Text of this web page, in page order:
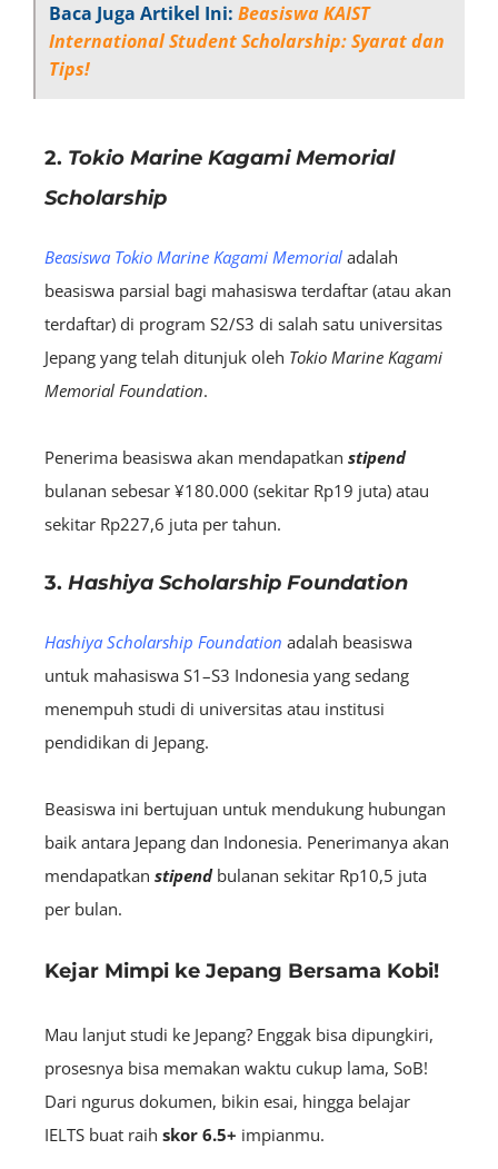
Baca Juga Artikel Ini: Beasiswa KAIST
International Student Scholarship: Syarat dan
Tips!
2. Tokio Marine Kagami Memorial
Scholarship
Beasiswa Tokio Marine Kagami Memorial adalah
beasiswa parsial bagi mahasiswa terdaftar (atau akan
terdaftar) di program S2/S3 di salah satu universitas
Jepang yang telah ditunjuk oleh Tokio Marine Kagami
Memorial Foundation.
Penerima beasiswa akan mendapatkan stipend
bulanan sebesar ¥180.000 (sekitar Rp19 juta) atau
sekitar Rp227,6 juta per tahun.
3. Hashiya Scholarship Foundation
Hashiya Scholarship Foundation adalah beasiswa
untuk mahasiswa S1–S3 Indonesia yang sedang
menempuh studi di universitas atau institusi
pendidikan di Jepang.
Beasiswa ini bertujuan untuk mendukung hubungan
baik antara Jepang dan Indonesia. Penerimanya akan
mendapatkan stipend bulanan sekitar Rp10,5 juta
per bulan.
Kejar Mimpi ke Jepang Bersama Kobi!
Mau lanjut studi ke Jepang? Enggak bisa dipungkiri,
prosesnya bisa memakan waktu cukup lama, SoB!
Dari ngurus dokumen, bikin esai, hingga belajar
IELTS buat raih skor 6.5+ impianmu.